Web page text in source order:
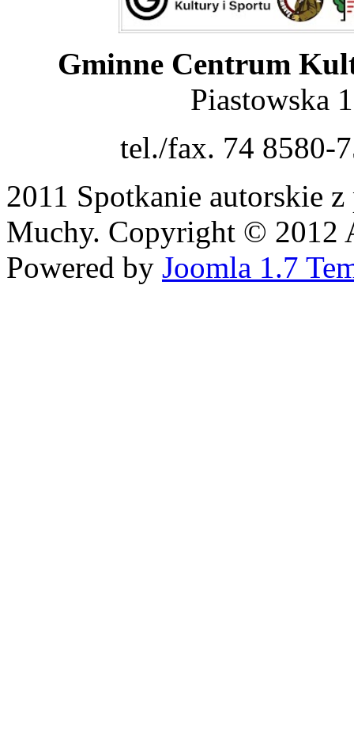
Gminne Centrum
Piastowska
tel./fax. 74 8580-
2011 Spotkanie autorskie
Muchy. Copyright © 2012
Powered by Joomla 1.7